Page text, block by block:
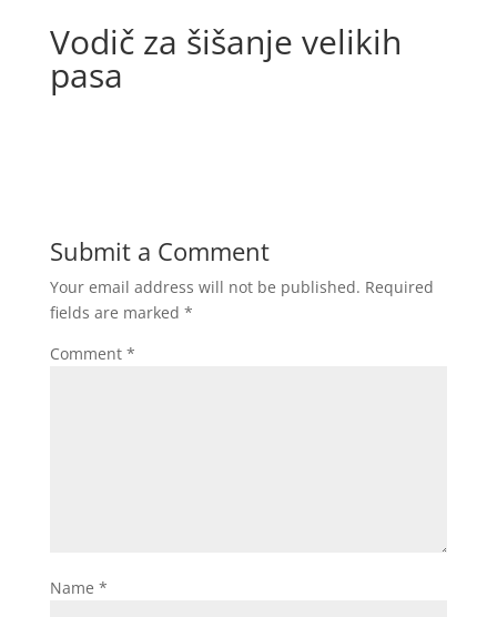
Vodič za šišanje velikih
pasa
Submit a Comment
Your email address will not be published. Required
fields are marked *
Comment *
Name *